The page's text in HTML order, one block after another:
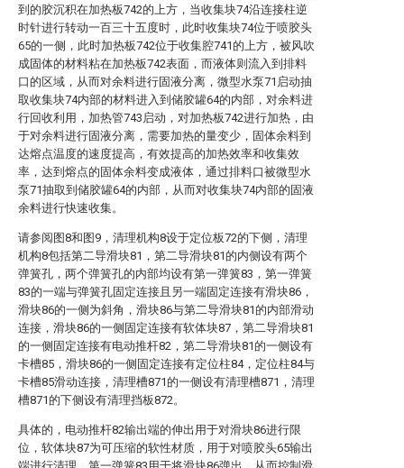
到的胶沉积在加热板742的上方，当收集块74沿连接柱逆
时针进行转动一百三十五度时，此时收集块74位于喷胶头
65的一侧，此时加热板742位于收集腔741的上方，被风吹
成固体的材料粘在加热板742表面，而液体则流入到排料
口的区域，从而对余料进行固液分离，微型水泵71启动抽
取收集块74内部的材料进入到储胶罐64的内部，对余料进
行回收利用，加热管743启动，对加热板742进行加热，由
于对余料进行固液分离，需要加热的量变少，固体余料到
达熔点温度的速度提高，有效提高的加热效率和收集效
率，达到熔点的固体余料变成液体，通过排料口被微型水
泵71抽取到储胶罐64的内部，从而对收集块74内部的固液
余料进行快速收集。
请参阅图8和图9，清理机构8设于定位板72的下侧，清理
机构8包括第二导滑块81，第二导滑块81的内侧设有两个
弹簧孔，两个弹簧孔的内部均设有第一弹簧83，第一弹簧
83的一端与弹簧孔固定连接且另一端固定连接有滑块86，
滑块86的一侧为斜角，滑块86与第二导滑块81的内部滑动
连接，滑块86的一侧固定连接有软体块87，第二导滑块81
的一侧固定连接有电动推杆82，第二导滑块81的一侧设有
卡槽85，滑块86的一侧固定连接有定位柱84，定位柱84与
卡槽85滑动连接，清理槽871的一侧设有清理槽871，清理
槽871的下侧设有清理挡板872。
具体的，电动推杆82输出端的伸出用于对滑块86进行限
位，软体块87为可压缩的软性材质，用于对喷胶头65输出